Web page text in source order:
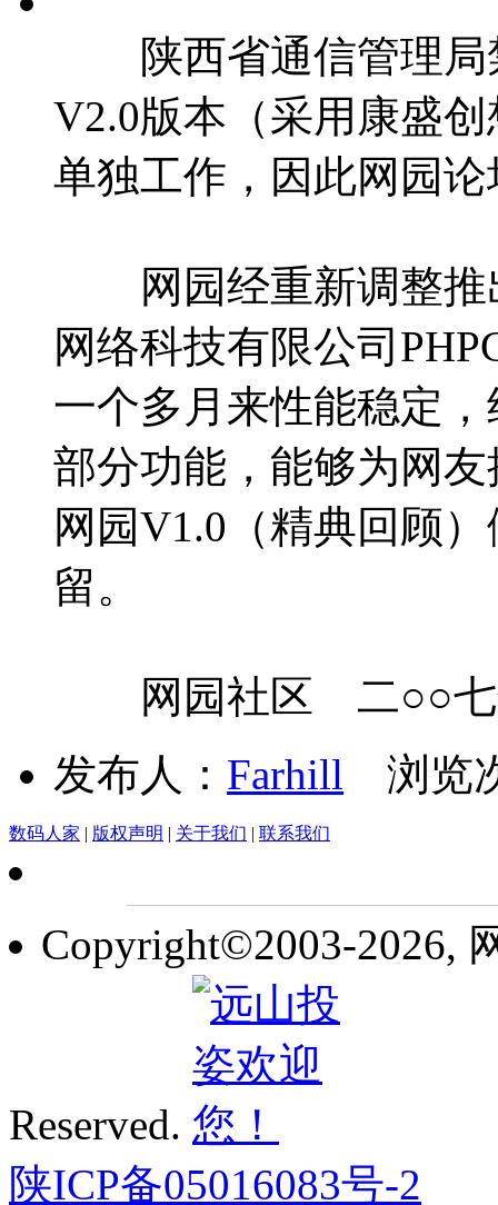
陕西省通信管理局
V2.0版本（采用康盛
单独工作，因此网园
网园经重新调整推
网络科技有限公司
一个多月来性能稳定
部分功能，能够为网
网园V1.0（精典回顾
留。
网园社区 二○○七
发布人： Farhill 浏览
数码人家 | 版权声明 | 关于我们 | 联系我们
Copyright©2003-2026,
Reserved.
陕ICP备05016083号-2